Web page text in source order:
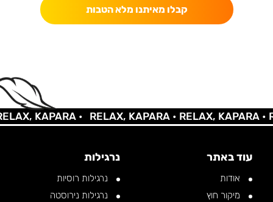
קבלו מאיתנו מלא הטבות
KAPARA • RELAX, KAPARA •RELAX, KAPARA •
עוד באתר
אודות
מיקור חוץ
נרגילות
נרגילות רוסיות
נרגילות נירוסטה